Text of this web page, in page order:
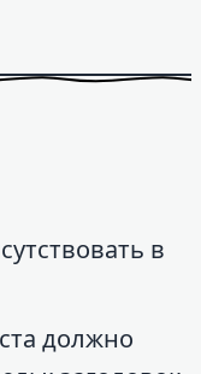
в
должно